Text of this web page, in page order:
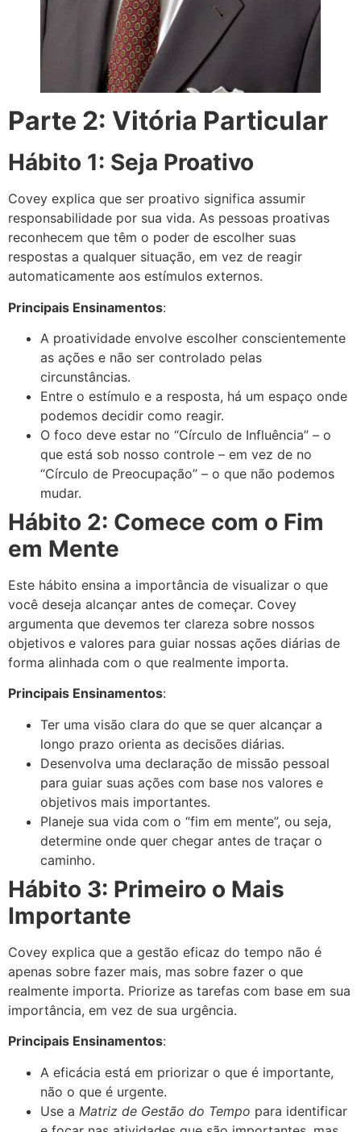
Parte 2: Vitória Particular
Hábito 1: Seja Proativo
Covey explica que ser proativo significa assumir
responsabilidade por sua vida. As pessoas proativas
reconhecem que têm o poder de escolher suas
respostas a qualquer situação, em vez de reagir
automaticamente aos estímulos externos.
Principais Ensinamentos:
A proatividade envolve escolher conscientemente
as ações e não ser controlado pelas
circunstâncias.
Entre o estímulo e a resposta, há um espaço onde
podemos decidir como reagir.
O foco deve estar no “Círculo de Influência” – o
que está sob nosso controle – em vez de no
“Círculo de Preocupação” – o que não podemos
mudar.
Hábito 2: Comece com o Fim
em Mente
Este hábito ensina a importância de visualizar o que
você deseja alcançar antes de começar. Covey
argumenta que devemos ter clareza sobre nossos
objetivos e valores para guiar nossas ações diárias de
forma alinhada com o que realmente importa.
Principais Ensinamentos:
Ter uma visão clara do que se quer alcançar a
longo prazo orienta as decisões diárias.
Desenvolva uma declaração de missão pessoal
para guiar suas ações com base nos valores e
objetivos mais importantes.
Planeje sua vida com o “fim em mente”, ou seja,
determine onde quer chegar antes de traçar o
caminho.
Hábito 3: Primeiro o Mais
Importante
Covey explica que a gestão eficaz do tempo não é
apenas sobre fazer mais, mas sobre fazer o que
realmente importa. Priorize as tarefas com base em sua
importância, em vez de sua urgência.
Principais Ensinamentos:
A eficácia está em priorizar o que é importante,
não o que é urgente.
Use a Matriz de Gestão do Tempo para identificar